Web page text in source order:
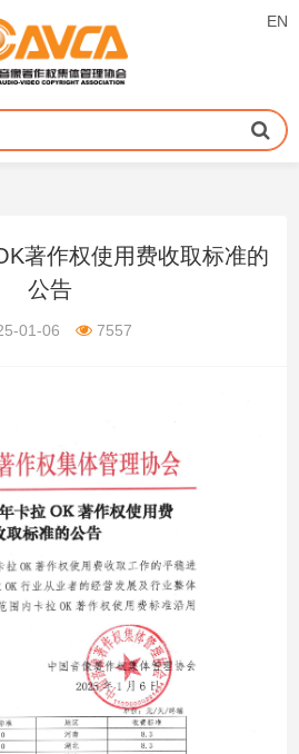
EN
著作权使用费收取标准的
公告
01-06 7557